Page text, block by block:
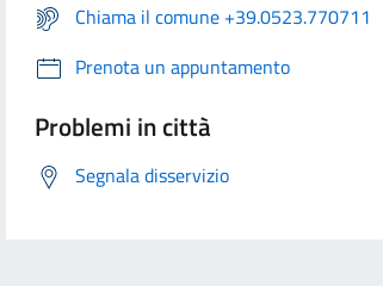
Chiama il comune +39.0523.770711
Prenota un appuntamento
Problemi in città
Segnala disservizio